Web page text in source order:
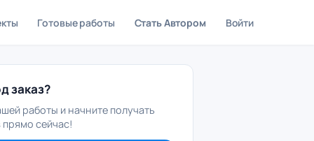
Готовые работы Стать Автором Войти
заказ?
работы и начните получать
сейчас!